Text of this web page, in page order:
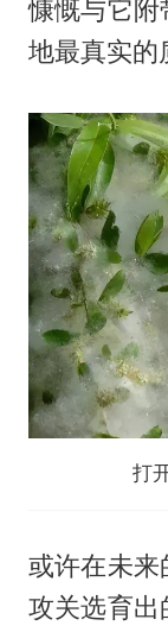
慷慨与它附
地最真实的
打
或许在未来
攻关选育出